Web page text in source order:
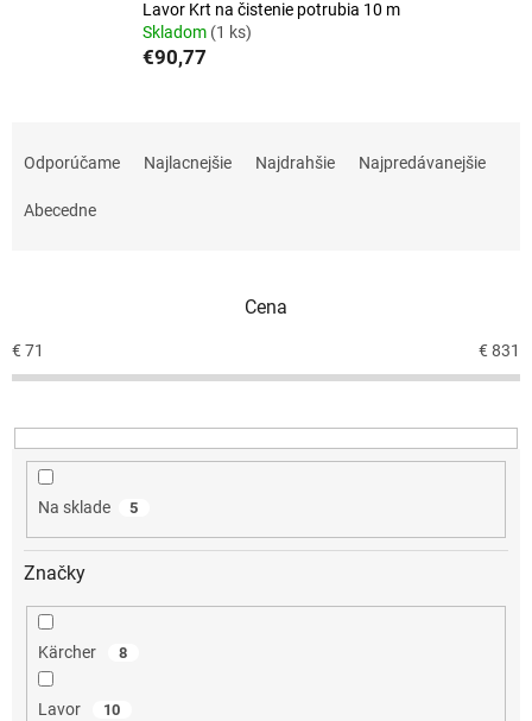
Lavor Krt na čistenie potrubia 10 m
Skladom (1 ks)
€90,77
r
o
u
k
Odporúčame Najlacnejšie Najdrahšie Najpredávanejšie
Abecedne
Cena
€ 71 € 831
Na sklade 5
Značky
Kärcher 8
Lavor 10